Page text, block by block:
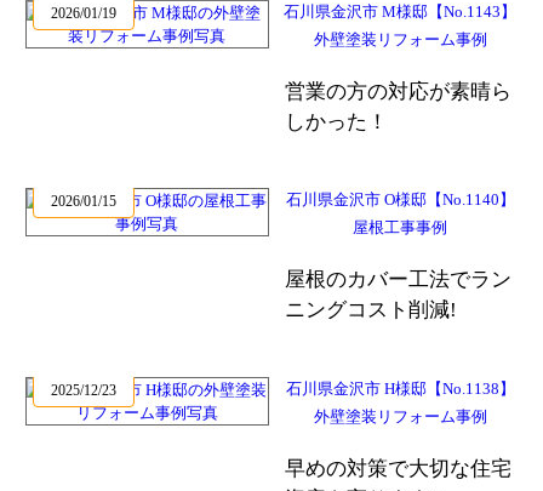
2026/01/19
石川県金沢市 M様邸【No.1143】
外壁塗装リフォーム事例
営業の方の対応が素晴ら
しかった！
2026/01/15
石川県金沢市 O様邸【No.1140】
屋根工事事例
屋根のカバー工法でラン
ニングコスト削減!
2025/12/23
石川県金沢市 H様邸【No.1138】
外壁塗装リフォーム事例
早めの対策で大切な住宅